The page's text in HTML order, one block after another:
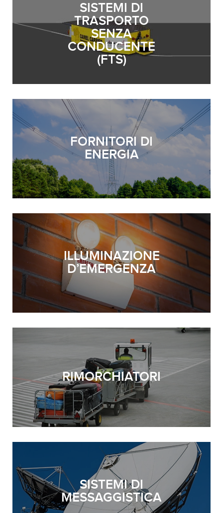
SISTEMI DI
TRASPORTO
SENZA
CONDUCENTE
(FTS)
FORNITORI DI
ENERGIA
ILLUMINAZIONE
D’EMERGENZA
RIMORCHIATORI
SISTEMI DI
MESSAGGISTICA